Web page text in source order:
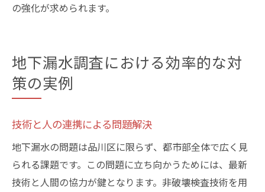
の強化が求められます。
地下漏水調査における効率的な対
策の実例
技術と人の連携による問題解決
地下漏水の問題は品川区に限らず、都市部全体で広く見
られる課題です。この問題に立ち向かうためには、最新
技術と人間の協力が鍵となります。非破壊検査技術を用